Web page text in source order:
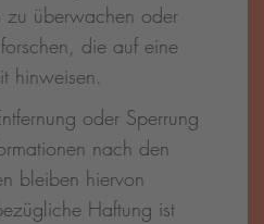
zu überwachen oder
die auf eine
hinweisen.
oder Sperrung
nach den
bleiben hiervon
Haftung ist